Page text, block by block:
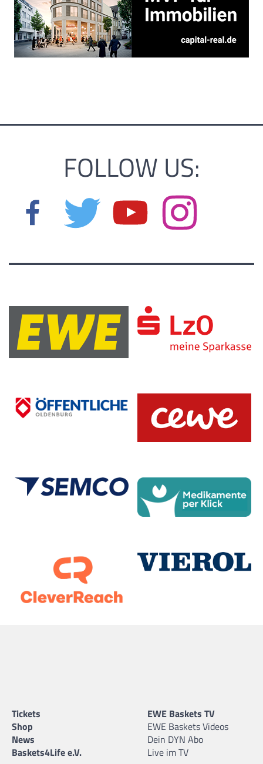
FOLLOW US:
Tickets
Shop
News
Baskets4Life e.V.
EWE Baskets TV
EWE Baskets Videos
Dein DYN Abo
Live im TV